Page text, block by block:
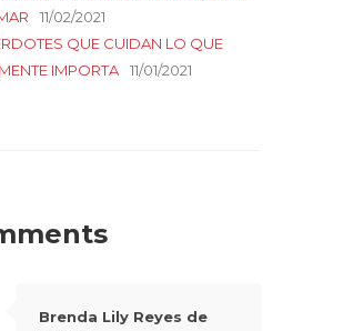
11/02/2021
QUE CUIDAN LO QUE
IMPORTA
11/01/2021
Brenda Lily Reyes de